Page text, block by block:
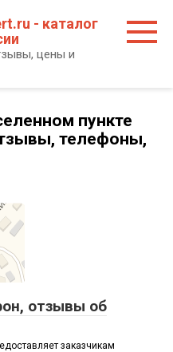
- каталог
цены и
пункте
телефоны,
отзывы об
заказчикам